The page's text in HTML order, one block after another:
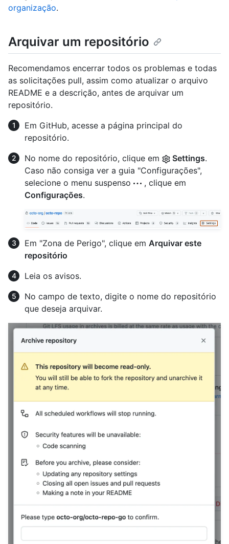
organização.
Arquivar um repositório
Recomendamos encerrar todos os problemas e todas
as solicitações pull, assim como atualizar o arquivo
README e a descrição, antes de arquivar um
repositório.
Em GitHub, acesse a página principal do
repositório.
No nome do repositório, clique em
Settings.
Caso não consiga ver a guia "Configurações",
selecione o menu suspenso
, clique em
Configurações.
Em "Zona de Perigo", clique em Arquivar este
repositório
Leia os avisos.
No campo de texto, digite o nome do repositório
que deseja arquivar.